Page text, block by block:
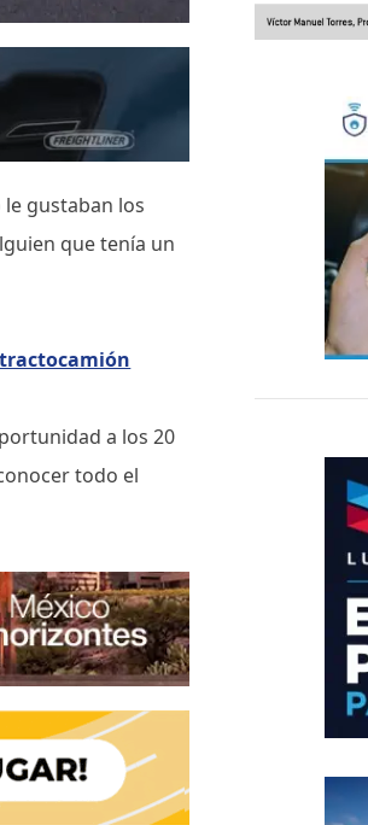
gustaban los
que tenía un
tractocamión
a los 20
todo el